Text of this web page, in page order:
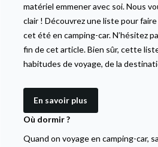
matériel emmener avec soi. Nous
clair ! Découvrez une liste pour
cet été en camping-car. N’hésitez
fin de cet article. Bien sûr, cette
habitudes de voyage, de la
En savoir plus
Où dormir ?
Quand on voyage en camping-car,